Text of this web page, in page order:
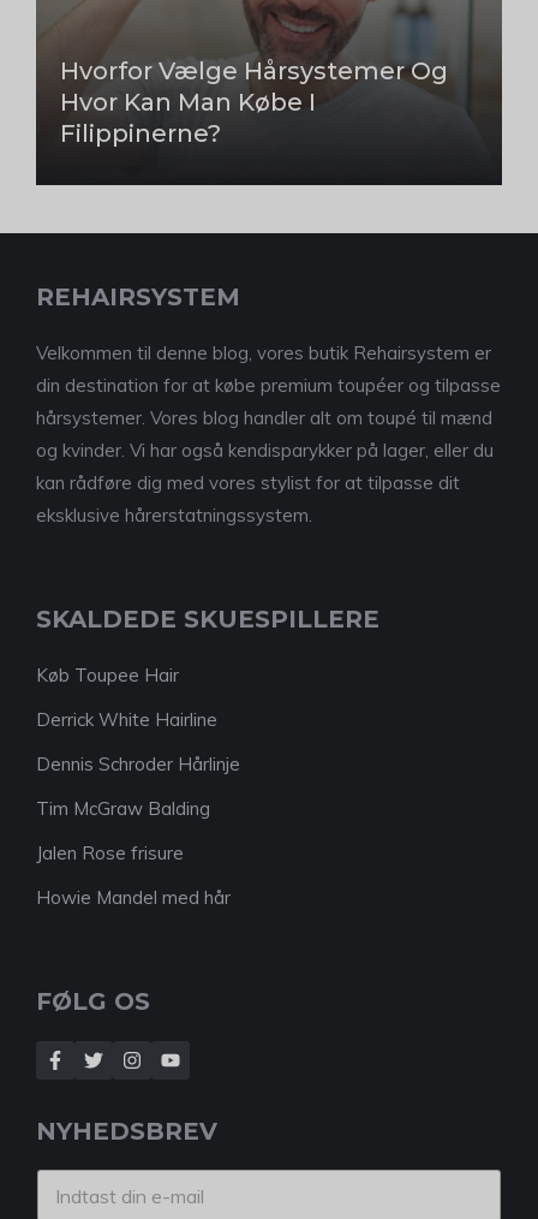
Hvorfor Vælge Hårsystemer Og
Hvor Kan Man Købe I
Filippinerne?
REHAIRSYSTEM
Velkommen til denne blog, vores butik Rehairsystem er
din destination for at købe premium toupéer og tilpasse
hårsystemer. Vores blog handler alt om toupé til mænd
og kvinder. Vi har også kendisparykker på lager, eller du
kan rådføre dig med vores stylist for at tilpasse dit
eksklusive hårerstatningssystem.
SKALDEDE SKUESPILLERE
Køb Toupee Hair
Derrick White Hairline
Dennis Schroder Hårlinje
Tim McGraw Balding
Jalen Rose frisure
Howie Mandel med hår
FØLG OS
NYHEDSBREV